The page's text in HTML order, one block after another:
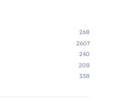
268
2607
240
208
338